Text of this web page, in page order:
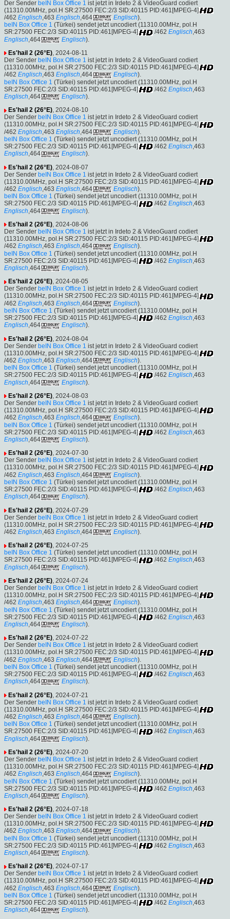
Der Sender beIN Box Office 1 ist jetzt in Irdeto 2 & VideoGuard codiert
(11310.00MHz, pol.H SR:27500 FEC:2/3 SID:40115 PID:461[MPEG-4]
/462 Englisch,463 Englisch,464 Englisch).
beIN Box Office 1 (Türkei) sendet jetzt uncodiert (11310.00MHz, pol.H
SR:27500 FEC:2/3 SID:40115 PID:461[MPEG-4]
/462 Englisch,463
Englisch ,464 Englisch).
Es'hail 2 (26°E), 2024-08-11
Der Sender beIN Box Office 1 ist jetzt in Irdeto 2 & VideoGuard codiert
(11310.00MHz, pol.H SR:27500 FEC:2/3 SID:40115 PID:461[MPEG-4]
/462 Englisch,463 Englisch,464 Englisch).
beIN Box Office 1 (Türkei) sendet jetzt uncodiert (11310.00MHz, pol.H
SR:27500 FEC:2/3 SID:40115 PID:461[MPEG-4]
/462 Englisch ,463
Englisch,464 Englisch).
Es'hail 2 (26°E), 2024-08-10
Der Sender beIN Box Office 1 ist jetzt in Irdeto 2 & VideoGuard codiert
(11310.00MHz, pol.H SR:27500 FEC:2/3 SID:40115 PID:461[MPEG-4]
/462 Englisch ,463 Englisch ,464 Englisch).
beIN Box Office 1 (Türkei) sendet jetzt uncodiert (11310.00MHz, pol.H
SR:27500 FEC:2/3 SID:40115 PID:461[MPEG-4]
/462 Englisch,463
Englisch,464 Englisch).
Es'hail 2 (26°E) , 2024-08-07
Der Sender beIN Box Office 1 ist jetzt in Irdeto 2 & VideoGuard codiert
(11310.00MHz, pol.H SR:27500 FEC:2/3 SID:40115 PID:461[MPEG-4]
/462 Englisch,463 Englisch,464 Englisch).
beIN Box Office 1 (Türkei) sendet jetzt uncodiert (11310.00MHz, pol.H
SR:27500 FEC:2/3 SID:40115 PID:461[MPEG-4]
/462 Englisch,463
Englisch ,464 Englisch).
Es'hail 2 (26°E), 2024-08-06
Der Sender beIN Box Office 1 ist jetzt in Irdeto 2 & VideoGuard codiert
(11310.00MHz, pol.H SR:27500 FEC:2/3 SID:40115 PID:461[MPEG-4]
/462 Englisch,463 Englisch,464 Englisch).
beIN Box Office 1 (Türkei) sendet jetzt uncodiert (11310.00MHz, pol.H
SR:27500 FEC:2/3 SID:40115 PID:461[MPEG-4]
/462 Englisch ,463
Englisch,464 Englisch).
Es'hail 2 (26°E), 2024-08-05
Der Sender beIN Box Office 1 ist jetzt in Irdeto 2 & VideoGuard codiert
(11310.00MHz, pol.H SR:27500 FEC:2/3 SID:40115 PID:461[MPEG-4]
/462 Englisch ,463 Englisch ,464 Englisch).
beIN Box Office 1 (Türkei) sendet jetzt uncodiert (11310.00MHz, pol.H
SR:27500 FEC:2/3 SID:40115 PID:461[MPEG-4]
/462 Englisch,463
Englisch,464 Englisch).
Es'hail 2 (26°E) , 2024-08-04
Der Sender beIN Box Office 1 ist jetzt in Irdeto 2 & VideoGuard codiert
(11310.00MHz, pol.H SR:27500 FEC:2/3 SID:40115 PID:461[MPEG-4]
/462 Englisch,463 Englisch,464 Englisch).
beIN Box Office 1 (Türkei) sendet jetzt uncodiert (11310.00MHz, pol.H
SR:27500 FEC:2/3 SID:40115 PID:461[MPEG-4]
/462 Englisch,463
Englisch ,464 Englisch).
Es'hail 2 (26°E), 2024-08-03
Der Sender beIN Box Office 1 ist jetzt in Irdeto 2 & VideoGuard codiert
(11310.00MHz, pol.H SR:27500 FEC:2/3 SID:40115 PID:461[MPEG-4]
/462 Englisch,463 Englisch,464 Englisch).
beIN Box Office 1 (Türkei) sendet jetzt uncodiert (11310.00MHz, pol.H
SR:27500 FEC:2/3 SID:40115 PID:461[MPEG-4]
/462 Englisch ,463
Englisch,464 Englisch).
Es'hail 2 (26°E), 2024-07-30
Der Sender beIN Box Office 1 ist jetzt in Irdeto 2 & VideoGuard codiert
(11310.00MHz, pol.H SR:27500 FEC:2/3 SID:40115 PID:461[MPEG-4]
/462 Englisch ,463 Englisch ,464 Englisch).
beIN Box Office 1 (Türkei) sendet jetzt uncodiert (11310.00MHz, pol.H
SR:27500 FEC:2/3 SID:40115 PID:461[MPEG-4]
/462 Englisch,463
Englisch,464 Englisch).
Es'hail 2 (26°E) , 2024-07-29
Der Sender beIN Box Office 1 ist jetzt in Irdeto 2 & VideoGuard codiert
(11310.00MHz, pol.H SR:27500 FEC:2/3 SID:40115 PID:461[MPEG-4]
/462 Englisch,463 Englisch,464 Englisch).
Es'hail 2 (26°E), 2024-07-25
beIN Box Office 1 (Türkei) sendet jetzt uncodiert (11310.00MHz, pol.H
SR:27500 FEC:2/3 SID:40115 PID:461[MPEG-4]
/462 Englisch,463
Englisch ,464 Englisch).
Es'hail 2 (26°E), 2024-07-24
Der Sender beIN Box Office 1 ist jetzt in Irdeto 2 & VideoGuard codiert
(11310.00MHz, pol.H SR:27500 FEC:2/3 SID:40115 PID:461[MPEG-4]
/462 Englisch,463 Englisch,464 Englisch).
beIN Box Office 1 (Türkei) sendet jetzt uncodiert (11310.00MHz, pol.H
SR:27500 FEC:2/3 SID:40115 PID:461[MPEG-4]
/462 Englisch ,463
Englisch,464 Englisch).
Es'hail 2 (26°E), 2024-07-22
Der Sender beIN Box Office 1 ist jetzt in Irdeto 2 & VideoGuard codiert
(11310.00MHz, pol.H SR:27500 FEC:2/3 SID:40115 PID:461[MPEG-4]
/462 Englisch ,463 Englisch ,464 Englisch).
beIN Box Office 1 (Türkei) sendet jetzt uncodiert (11310.00MHz, pol.H
SR:27500 FEC:2/3 SID:40115 PID:461[MPEG-4]
/462 Englisch,463
Englisch,464 Englisch).
Es'hail 2 (26°E) , 2024-07-21
Der Sender beIN Box Office 1 ist jetzt in Irdeto 2 & VideoGuard codiert
(11310.00MHz, pol.H SR:27500 FEC:2/3 SID:40115 PID:461[MPEG-4]
/462 Englisch,463 Englisch,464 Englisch).
beIN Box Office 1 (Türkei) sendet jetzt uncodiert (11310.00MHz, pol.H
SR:27500 FEC:2/3 SID:40115 PID:461[MPEG-4]
/462 Englisch,463
Englisch ,464 Englisch).
Es'hail 2 (26°E), 2024-07-20
Der Sender beIN Box Office 1 ist jetzt in Irdeto 2 & VideoGuard codiert
(11310.00MHz, pol.H SR:27500 FEC:2/3 SID:40115 PID:461[MPEG-4]
/462 Englisch,463 Englisch,464 Englisch).
beIN Box Office 1 (Türkei) sendet jetzt uncodiert (11310.00MHz, pol.H
SR:27500 FEC:2/3 SID:40115 PID:461[MPEG-4]
/462 Englisch ,463
Englisch,464 Englisch).
Es'hail 2 (26°E), 2024-07-18
Der Sender beIN Box Office 1 ist jetzt in Irdeto 2 & VideoGuard codiert
(11310.00MHz, pol.H SR:27500 FEC:2/3 SID:40115 PID:461[MPEG-4]
/462 Englisch,463 Englisch,464 Englisch).
beIN Box Office 1 (Türkei) sendet jetzt uncodiert (11310.00MHz, pol.H
SR:27500 FEC:2/3 SID:40115 PID:461[MPEG-4]
/462 Englisch,463
Englisch,464 Englisch).
Es'hail 2 (26°E), 2024-07-17
Der Sender beIN Box Office 1 ist jetzt in Irdeto 2 & VideoGuard codiert
(11310.00MHz, pol.H SR:27500 FEC:2/3 SID:40115 PID:461[MPEG-4]
/462 Englisch ,463 Englisch ,464 Englisch).
beIN Box Office 1 (Türkei) sendet jetzt uncodiert (11310.00MHz, pol.H
SR:27500 FEC:2/3 SID:40115 PID:461[MPEG-4]
/462 Englisch,463
Englisch,464 Englisch).